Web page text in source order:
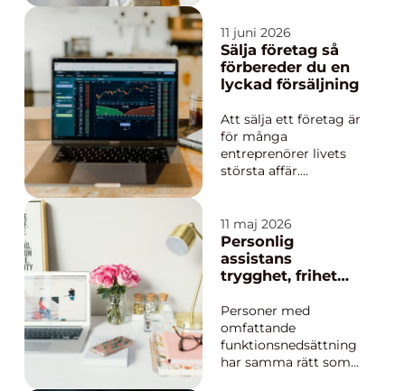
minsta tvätt, hälar
som spricker i varje
steg eller
förhårdnader som
sig. För den som
kämpar med sådana
problem kan...
11 juni 2026
Sälja företag så
förbereder du en
lyckad försäljning
Att sälja ett företag är
för många
entreprenörer livets
största affär.
också år av arbete,
engagemang och
relationer. En
strukturerad process
både priset och hur
smidig överlåtelsen
blir....
11 maj 2026
Personlig
assistans
trygghet, frihet
egna villkor
Personer med
omfattande
funktionsnedsättning
har samma rätt som